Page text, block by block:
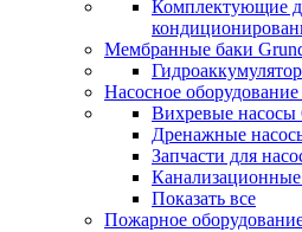
Комплектующие
Мембранные баки
Насосное
Вихревые насосы
Дренажные
Запчасти для
Показать все
Пожарное